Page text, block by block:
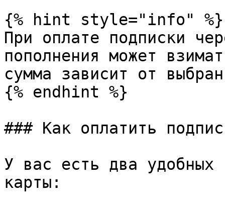
{% hint style="info" %}
При оплате подписки
пополнения может
сумма зависит от
{% endhint %}
### Как оплатить
У вас есть два удобных
карты: